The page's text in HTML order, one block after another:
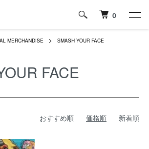
0
MERCHANDISE SMASH YOUR FACE
FACE
おすすめ順 価格順 新着順